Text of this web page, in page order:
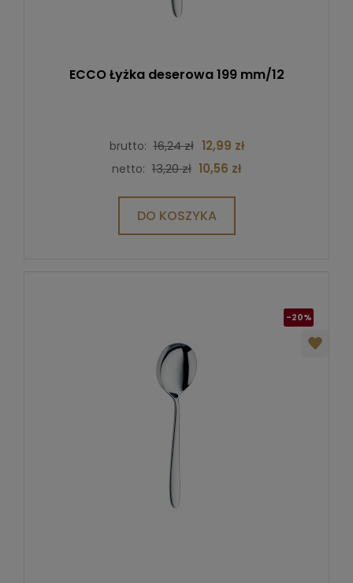
ECCO Łyżka deserowa 199 mm/12
brutto: 16,24 zł 12,99 zł
netto: 13,20 zł 10,56 zł
DO KOSZYKA
-20%